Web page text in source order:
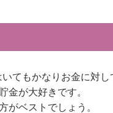
てもかなりお金に対し
金が大好きです。
がベストでしょう。